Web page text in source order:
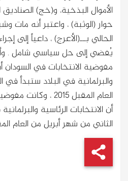
الأموال البذخية، و(خج) الصناديق
حوار (الوثبة) ، واعتبر أنه مات
الحالي بــ(الأعرج) ، داعياً إلى
يُفضي إلى حل سياسي شامل .
مفوضية الانتخابات في السودان
والبرلمانية في البلاد ستبدأ
العام المقبل 2015 ،
أن الانتخابات الرئاسية
الثاني من شهر أبريل من العام المقبل